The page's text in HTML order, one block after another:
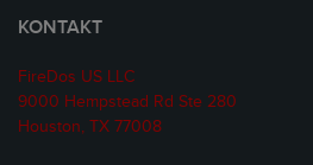
KONTAKT
FireDos US LLC
9000 Hempstead Rd Ste 280
Houston, TX 77008